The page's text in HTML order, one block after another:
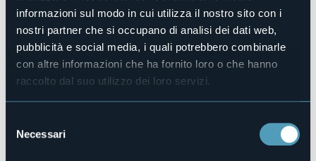
informazioni sul modo in cui utilizza il nostro sito con i
nostri partner che si occupano di analisi dei dati web,
pubblicità e social media, i quali potrebbero combinarle
con altre informazioni che ha fornito loro o che hanno
raccolto dal suo utilizzo dei loro servizi.
delNecessari
SPAPPOLATE.
Dalle ore 19.00 Food & Drinks a cura del Comitato Genitori
Scuola Media Fogazzaro Rebora
Entrata libera.
Città di Stresa
Giardini Pubblici, lungolago